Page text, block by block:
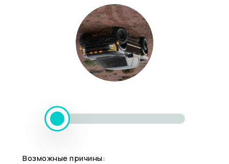
Возможные причины: